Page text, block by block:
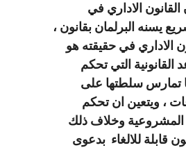
الاداري في
يسنه البرلمان بقانون ،
الاداري في حقيقته هو
القانونية التي تحكم
تمارس سلطتها على
، ويتعين ان تحكم
المشروعية وخلاف ذلك
قابلة للالغاء بدعوى